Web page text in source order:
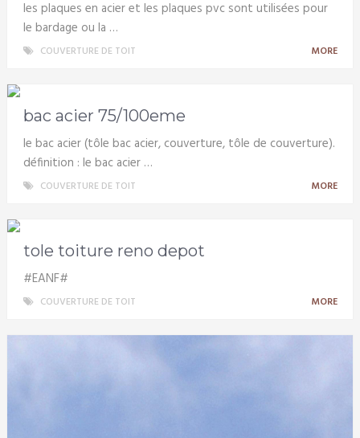
les plaques en acier et les plaques pvc sont utilisées pour
le bardage ou la …
COUVERTURE DE TOIT MORE
bac acier 75/100eme
le bac acier (tôle bac acier, couverture, tôle de couverture).
définition : le bac acier …
COUVERTURE DE TOIT MORE
tole toiture reno depot
#EANF#
COUVERTURE DE TOIT MORE